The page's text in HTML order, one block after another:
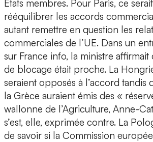
États membres. Pour Paris, ce
rééquilibrer les accords
autant remettre en question les
commerciales de l’UE. Dans un
sur France info, la ministre
de blocage était proche. La
seraient opposés à l’accord tandis
la Grèce auraient émis des «
wallonne de l’Agriculture, Anne-
s’est, elle, exprimée contre. La
de savoir si la Commission